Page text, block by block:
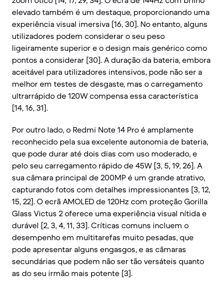
elevado também é um destaque, proporcionando uma
experiência visual imersiva [16, 30]. No entanto, alguns
utilizadores podem considerar o seu peso
ligeiramente superior e o design mais genérico como
pontos a considerar [30]. A duração da bateria, embora
aceitável para utilizadores intensivos, pode não ser a
melhor em testes de desgaste, mas o carregamento
ultrarrápido de 120W compensa essa característica
[14, 16, 31].
Por outro lado, o Redmi Note 14 Pro é amplamente
reconhecido pela sua excelente autonomia de bateria,
que pode durar até dois dias com uso moderado, e
pelo seu carregamento rápido de 45W [3, 5, 19, 26]. A
sua câmara principal de 200MP é um grande atrativo,
capturando fotos com detalhes impressionantes [3, 12,
15, 22]. O ecrã AMOLED de 120Hz com proteção Gorilla
Glass Victus 2 oferece uma experiência visual nítida e
durável [2, 3, 4, 11, 33]. Críticas comuns incluem o
desempenho em multitarefas muito pesadas, que
pode apresentar alguns engasgos, e as câmaras
secundárias que podem não ser tão versáteis quanto
as do seu irmão mais potente [3].